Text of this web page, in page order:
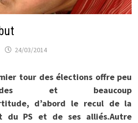
24/03/2014
tour des élections offre peu
et beaucoup
d’abord le recul de la
du PS et de ses alliés.Autre